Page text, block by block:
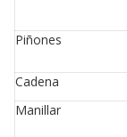
Piñones
Cadena
Manillar